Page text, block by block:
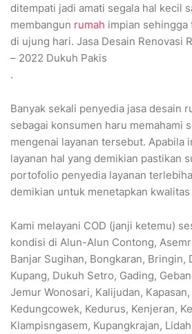
ditempati jadi amati segala hal kecil
membangun rumah impian sehingga
di ujung hari. Jasa Desain Renovasi
– 2022 Dukuh Pakis
.
Banyak sekali penyedia jasa desain
sebagai konsumen haru memahami
mengenai layanan tersebut. Apabila
layanan hal yang demikian pastikan
portofolio penyedia layanan
demikian untuk menetapkan kwalitas
Kami melayani COD (janji ketemu)
kondisi di Alun-Alun Contong,
Banjar Sugihan, Bongkaran, Bringin,
Kupang, Dukuh Setro, Gading,
Jemur Wonosari, Kalijudan,
Kedungcowek, Kedurus, Kenjeran,
Klampisngasem, Kupangkrajan,